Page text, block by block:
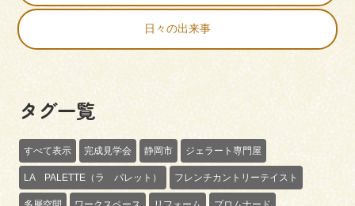
日々の出来事
タグ一覧
すべて表示 完成見学会 静岡市 ジェラート専門屋
LA PALETTE（ラ パレット） フレンチカントリーテイスト